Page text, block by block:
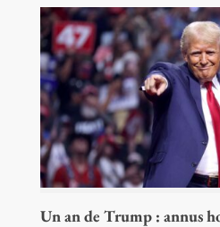
Un an de Trump : annus